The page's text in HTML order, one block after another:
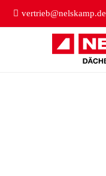
vertrieb@nelskamp.de